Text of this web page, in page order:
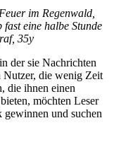
im Regenwald,
eine halbe Stunde
35y
der sie Nachrichten
Nutzer, die wenig Zeit
die ihnen einen
möchten Leser
und suchen